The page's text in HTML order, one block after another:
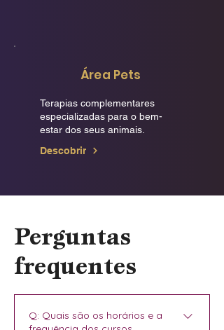
Área Pets
Terapias complementares
especializadas para o bem-
estar dos seus animais.
Descobrir
Perguntas
frequentes
Q: Quais são os horários e a